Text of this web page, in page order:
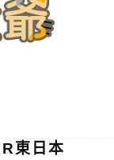
東日本